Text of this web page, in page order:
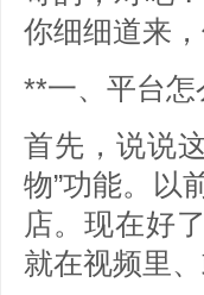
你细细道来
**一、平台
首先，说说
物”功能。以
店。现在好
就在视频里